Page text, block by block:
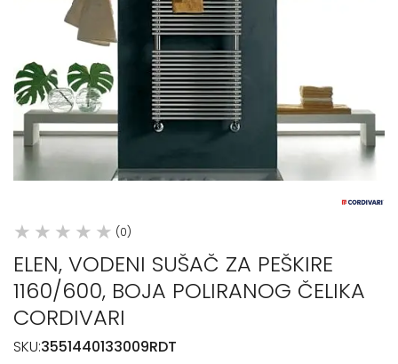
(0)
ELEN, VODENI SUŠAČ ZA PEŠKIRE
1160/600, BOJA POLIRANOG ČELIKA
CORDIVARI
SKU:3551440133009RDT